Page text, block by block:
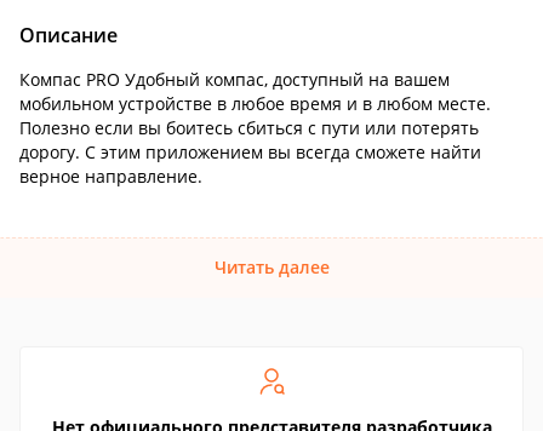
Описание
Компас PRO Удобный компас, доступный на вашем
мобильном устройстве в любое время и в любом месте.
Полезно если вы боитесь сбиться с пути или потерять
дорогу. С этим приложением вы всегда сможете найти
верное направление.
Читать далее